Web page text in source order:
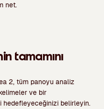
net.
tamamını
2, tüm panoyu analiz
ve bir
hedefleyeceğinizi belirleyin.